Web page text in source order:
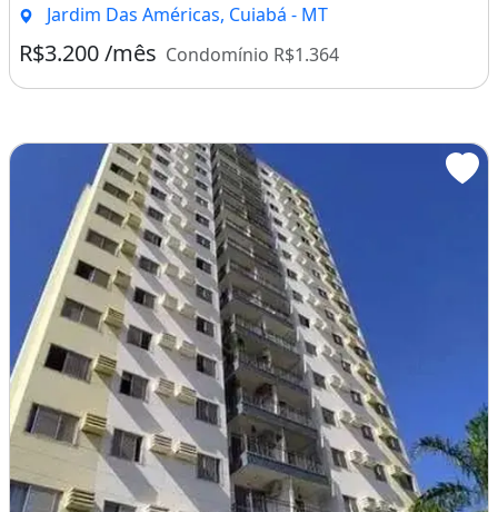
Jardim Das Américas, Cuiabá - MT
R$3.200 /mês Condomínio R$1.364